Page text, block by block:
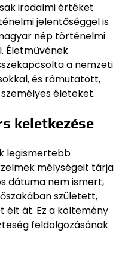
irodalmi értéket
jelentőséggel is
nép történelmi
Életművének
a nemzeti
és rámutatott,
életeket.
keletkezése
legismertebb
mélységeit tárja
dátuma nem ismert,
született,
élt át. Ez a költemény
feldolgozásának